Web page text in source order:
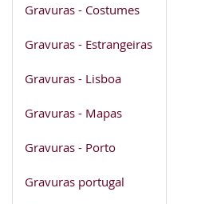
Gravuras - Costumes
Gravuras - Estrangeiras
Gravuras - Lisboa
Gravuras - Mapas
Gravuras - Porto
Gravuras portugal